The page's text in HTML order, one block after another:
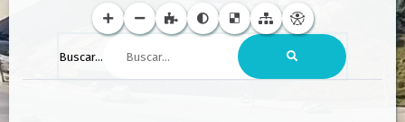
Buscar...